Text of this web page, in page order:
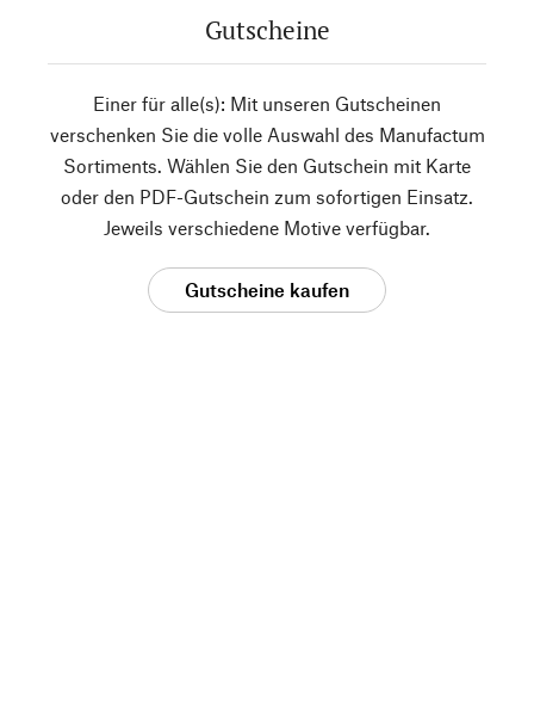
Gutscheine
Einer für alle(s): Mit unseren Gutscheinen
verschenken Sie die volle Auswahl des Manufactum
Sortiments. Wählen Sie den Gutschein mit Karte
oder den PDF-Gutschein zum sofortigen Einsatz.
Jeweils verschiedene Motive verfügbar.
Gutscheine kaufen